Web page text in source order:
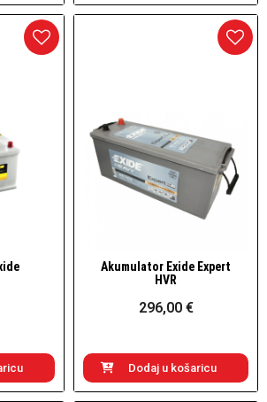
Brzi pogled
Akumulator Exide Expert
HVR
296,00 €
Dodaj u košaricu